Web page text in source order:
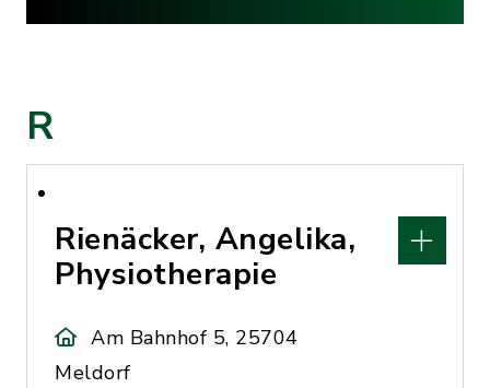
R
Rienäcker, Angelika,
Physiotherapie
Am Bahnhof 5, 25704
Meldorf